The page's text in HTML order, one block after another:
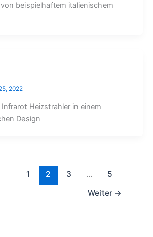
beispielhaftem italienischem
2022
Heizstrahler in einem
Design
1 2 3 …
5
Weiter →